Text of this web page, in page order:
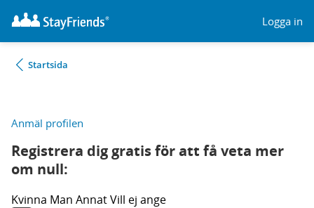
Logga in
Startsida
Anmäl profilen
Registrera dig gratis för att få veta mer
om null:
Kvinna Man AnnatVill ej ange